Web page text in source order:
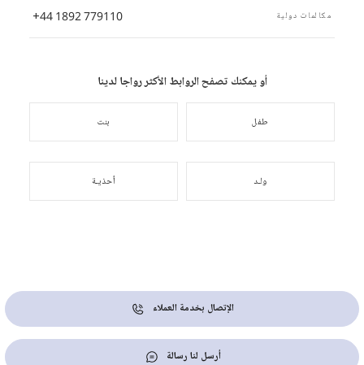
مكالمات دولية +44 1892 779110
أو يمكنك تصفح الروابط الأكثر رواجا لدينا
طفل بنت
ولـد أحذيـة
الإتصال بخدمة العملاء
أرسل لنا رسالة